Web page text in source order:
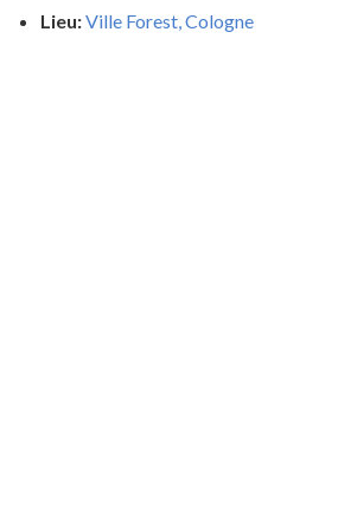
Lieu:Ville Forest, Cologne